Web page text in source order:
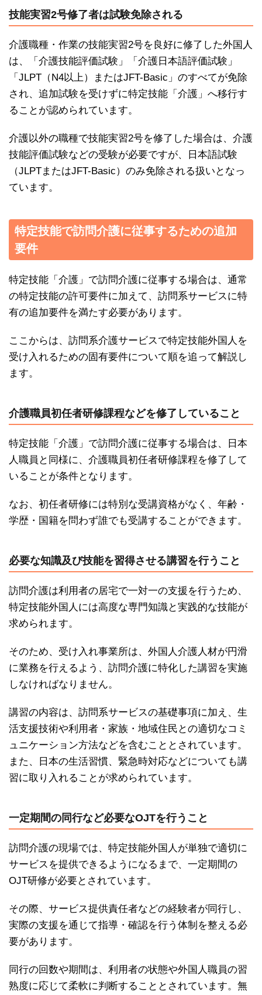
技能実習2号修了者は試験免除される
介護職種・作業の技能実習2号を良好に修了した外国人
は、「介護技能評価試験」「介護日本語評価試験」
「JLPT（N4以上）またはJFT-Basic」のすべてが免除
され、追加試験を受けずに特定技能「介護」へ移行す
ることが認められています。
介護以外の職種で技能実習2号を修了した場合は、介護
技能評価試験などの受験が必要ですが、日本語試験
（JLPTまたはJFT-Basic）のみ免除される扱いとなっ
ています。
特定技能で訪問介護に従事するための追加
要件
特定技能「介護」で訪問介護に従事する場合は、通常
の特定技能の許可要件に加えて、訪問系サービスに特
有の追加要件を満たす必要があります。
ここからは、訪問系介護サービスで特定技能外国人を
受け入れるための固有要件について順を追って解説し
ます。
介護職員初任者研修課程などを修了していること
特定技能「介護」で訪問介護に従事する場合は、日本
人職員と同様に、介護職員初任者研修課程を修了して
いることが条件となります。
なお、初任者研修には特別な受講資格がなく、年齢・
学歴・国籍を問わず誰でも受講することができます。
必要な知識及び技能を習得させる講習を行うこと
訪問介護は利用者の居宅で一対一の支援を行うため、
特定技能外国人には高度な専門知識と実践的な技能が
求められます。
そのため、受け入れ事業所は、外国人介護人材が円滑
に業務を行えるよう、訪問介護に特化した講習を実施
しなければなりません。
講習の内容は、訪問系サービスの基礎事項に加え、生
活支援技術や利用者・家族・地域住民との適切なコミ
ュニケーション方法などを含むこととされています。
また、日本の生活習慣、緊急時対応などについても講
習に取り入れることが求められています。
一定期間の同行など必要なOJTを行うこと
訪問介護の現場では、特定技能外国人が単独で適切に
サービスを提供できるようになるまで、一定期間の
OJT研修が必要とされています。
その際、サービス提供責任者などの経験者が同行し、
実際の支援を通じて指導・確認を行う体制を整える必
要があります。
同行の回数や期間は、利用者の状態や外国人職員の習
熟度に応じて柔軟に判断することとされています。無